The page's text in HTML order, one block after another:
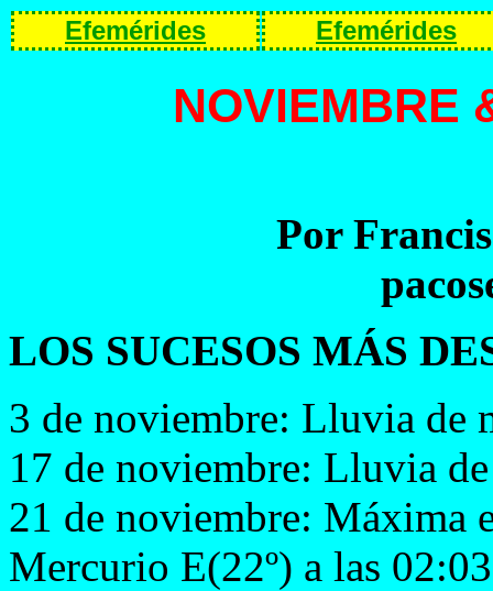
Efemérides Efemérides
NOVIEMBRE
Por
LOS SUCESOS MÁS
3 de noviembre: Lluvia de
17 de noviembre: Lluvia
21 de noviembre: Máxima
Mercurio E(22º) a las